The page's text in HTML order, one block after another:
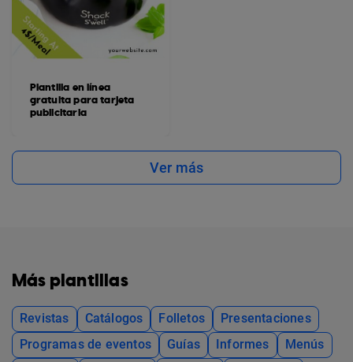
Plantilla en línea
gratuita para tarjeta
publicitaria
Ver más
Más plantillas
Revistas Catálogos Folletos
Presentaciones
Programas de eventos
Guías Informes
Menús